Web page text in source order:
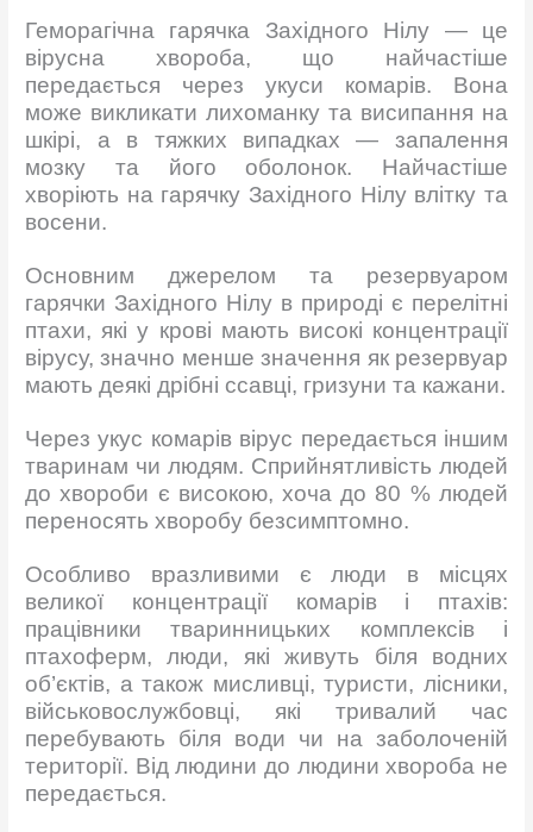
Геморагічна гарячка Західного Нілу — це
вірусна хвороба, що найчастіше
передається через укуси комарів. Вона
може викликати лихоманку та висипання на
шкірі, а в тяжких випадках — запалення
мозку та його оболонок. Найчастіше
хворіють на гарячку Західного Нілу влітку та
восени.
Основним джерелом та резервуаром
гарячки Західного Нілу в природі є перелітні
птахи, які у крові мають високі концентрації
вірусу, значно менше значення як резервуар
мають деякі дрібні ссавці, гризуни та кажани.
Через укус комарів вірус передається іншим
тваринам чи людям. Сприйнятливість людей
до хвороби є високою, хоча до 80 % людей
переносять хворобу безсимптомно.
Особливо вразливими є люди в місцях
великої концентрації комарів і птахів:
працівники тваринницьких комплексів і
птахоферм, люди, які живуть біля водних
об’єктів, а також мисливці, туристи, лісники,
військовослужбовці, які тривалий час
перебувають біля води чи на заболоченій
території. Від людини до людини хвороба не
передається.